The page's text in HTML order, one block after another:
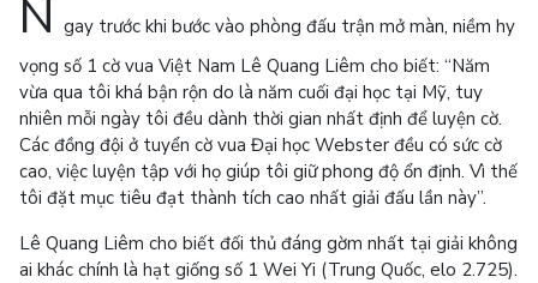
N gay trước khi bước vào phòng đấu trận mở màn, niềm hy
vọng số 1 cờ vua Việt Nam Lê Quang Liêm cho biết: “Năm
vừa qua tôi khá bận rộn do là năm cuối đại học tại Mỹ, tuy
nhiên mỗi ngày tôi đều dành thời gian nhất định để luyện cờ.
Các đồng đội ở tuyển cờ vua Đại học Webster đều có sức cờ
cao, việc luyện tập với họ giúp tôi giữ phong độ ổn định. Vì thế
tôi đặt mục tiêu đạt thành tích cao nhất giải đấu lần này”.
Lê Quang Liêm cho biết đối thủ đáng gờm nhất tại giải không
ai khác chính là hạt giống số 1 Wei Yi (Trung Quốc, elo 2.725).